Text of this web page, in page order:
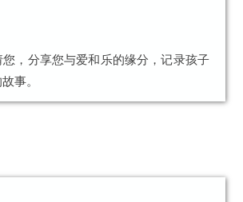
，分享您与爱和乐的缘分，记录孩子
事。